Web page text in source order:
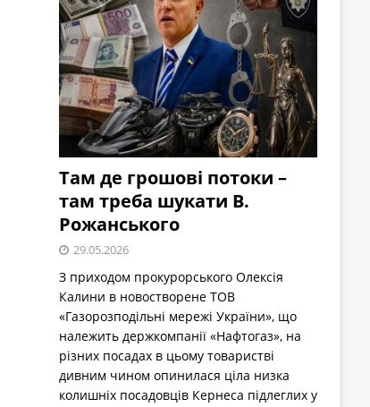
Там де грошові потоки –
там треба шукати В.
Рожанського
29.05.2026
З приходом прокурорського Олексія
Калини в новостворене ТОВ
«Газорозподільні мережі України», що
належить держкомпанії «Нафтогаз», на
різних посадах в цьому товаристві
дивним чином опинилася ціла низка
колишніх посадовців Кернеса підлеглих у